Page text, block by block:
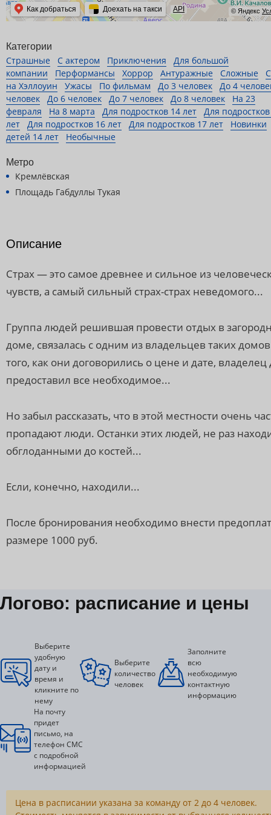
© Яндекс
Как добраться Доехать на такси API
Категории
Страшные С актером Приключения
Для большой
компании
Перформансы Хоррор Антуражные Сложные
на Хэллоуин
Ужасы По фильмам До 3 человек
До 4
человек
До 6 человек До 7 человек До 8 человек
На 23
февраля
На 8 марта Для подростков 14 лет
Для
лет
Для подростков 16 лет Для подростков 17 лет
Новинки
детей 14 лет
Необычные
Метро
Кремлёвская
Площадь Габдуллы Тукая
Описание
Страх — это самое древнее и сильное из
чувств, а самый сильный страх-страх неведомого...
Группа людей решившая провести отдых в
доме, связалась с одним из владельцев таких
того, как они договорились о цене и дате,
предоставил все необходимое...
Но забыл рассказать, что в этой местности очень
пропадают люди. Останки этих людей, не раз
обглоданными до костей...
Если, конечно, находили...
После бронирования необходимо внести
размере 1000 руб.
Логово: расписание и цены
Выберите
удобную
дату и
время и
кликните по
нему
Выберите
количество
человек
Заполните
всю
необходимую
контактную
информацию
На почту
придет
письмо, на
телефон СМС
с подробной
информацией
Цена в расписании указана за команду от 2 до 4 человек.